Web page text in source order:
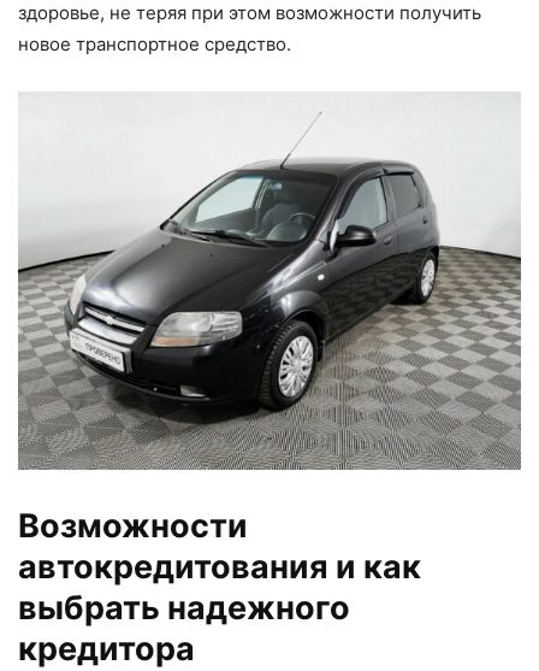
здоровье, не теряя при этом возможности получить
новое транспортное средство.
Возможности
автокредитования и как
выбрать надежного
кредитора